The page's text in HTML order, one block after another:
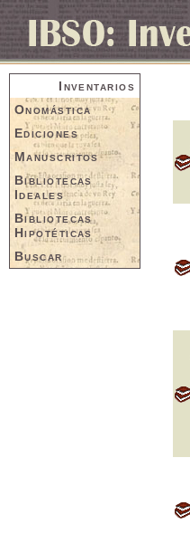
Inventarios
Onomástica
Ediciones
Manuscritos
Bibliotecas
Ideales
Bibliotecas
Hipotéticas
Buscar